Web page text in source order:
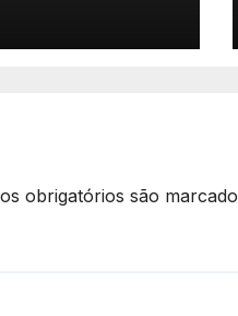
obrigatórios são